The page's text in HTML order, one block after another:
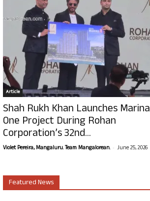
Article
Shah Rukh Khan Launches Marina
One Project During Rohan
Corporation’s 32nd...
Violet Pereira, Mangaluru. Team Mangalorean. - June 25, 2026
Featured News